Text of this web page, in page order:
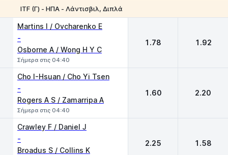
ITF (Γ) - ΗΠΑ - Λάντισβιλ, Διπλά
Martins I / Ovcharenko E
-
Osborne A / Wong H Y C
Σήμερα στις 04:40
1.78 1.92
Cho I-Hsuan / Cho Yi Tsen
-
Rogers A S / Zamarripa A
Σήμερα στις 04:40
1.60 2.20
Crawley F / Daniel J
-
Broadus S / Collins K
2.25 1.58